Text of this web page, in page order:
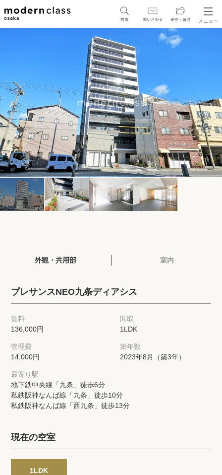
メニュー
SEARCH
駅・路線から探す
区から探す
人気エリアから探す
アクセスランキング
保存した検索条件
店舗・スタッフ紹介
希望条件を伝えてプロに探してもらう
来店予約
各種お問い合わせ
高級賃貸物件コラム modern classについて
プライバシーポリシー クッキーポリシー
商標について
外観・共用部 室内
プレサンスNEO九条ディアシス
賃料
136,000円
間取
1LDK
管理費
14,000円
築年数
2023年8月（築3年）
最寄り駅
地下鉄中央線「九条」徒歩6分
私鉄阪神なんば線「九条」徒歩10分
私鉄阪神なんば線「西九条」徒歩13分
現在の空室
1LDK